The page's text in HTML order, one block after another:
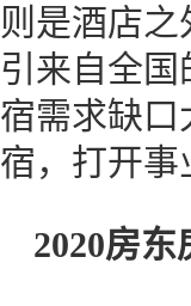
则是酒店
引来自全
宿需求缺
宿，打开事
2020房